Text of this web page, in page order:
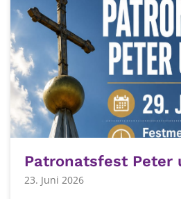
Patronatsfest Peter
23. Juni 2026